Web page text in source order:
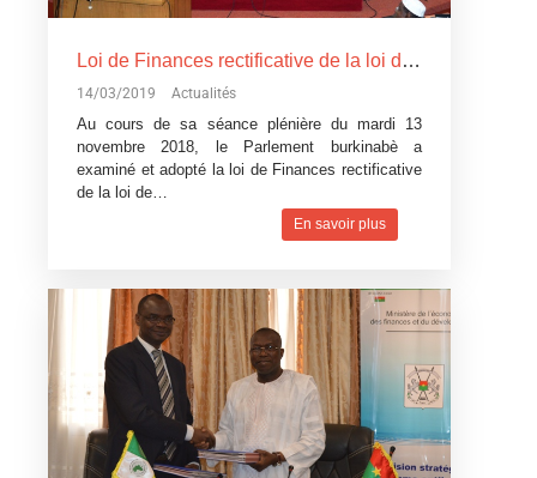
Loi de Finances rectificative de la loi de Finances pour l’exécution du budget 2018: Un réajustement pour tenir compte du contexte difficile
14/03/2019 Actualités
Au cours de sa séance plénière du mardi 13
novembre 2018, le Parlement burkinabè a
examiné et adopté la loi de Finances rectificative
de la loi de…
En savoir plus